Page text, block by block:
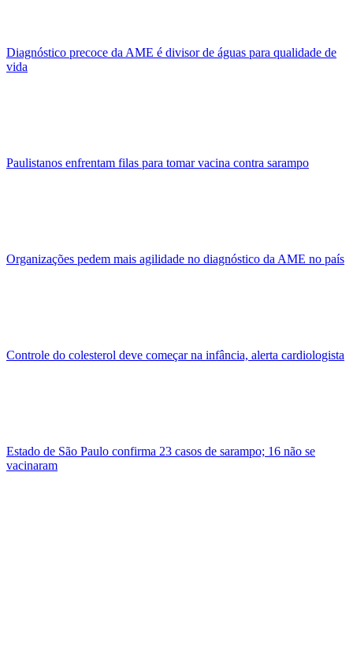
Diagnóstico precoce da AME é divisor de águas para qualidade de
vida
Paulistanos enfrentam filas para tomar vacina contra sarampo
Organizações pedem mais agilidade no diagnóstico da AME no país
Controle do colesterol deve começar na infância, alerta cardiologista
Estado de São Paulo confirma 23 casos de sarampo; 16 não se
vacinaram